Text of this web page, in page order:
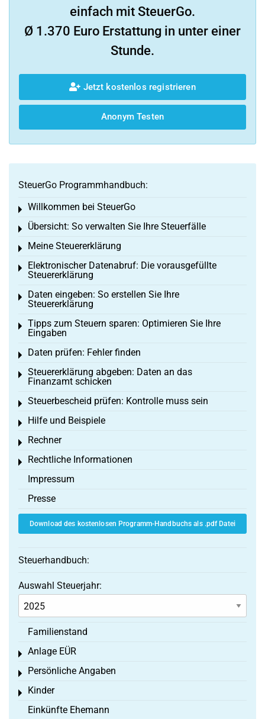
einfach mit SteuerGo.
Ø 1.370 Euro Erstattung in unter einer
Stunde.
Jetzt kostenlos registrieren
Anonym Testen
SteuerGo Programmhandbuch:
Willkommen bei SteuerGo
Toggle menu
Übersicht: So verwalten Sie Ihre Steuerfälle
Toggle menu
Meine Steuererklärung
Toggle menu
Elektronischer Datenabruf: Die vorausgefüllte
Steuererklärung
Toggle menu
Daten eingeben: So erstellen Sie Ihre
Steuererklärung
Toggle menu
Tipps zum Steuern sparen: Optimieren Sie Ihre
Eingaben
Toggle menu
Daten prüfen: Fehler finden
Toggle menu
Steuererklärung abgeben: Daten an das
Finanzamt schicken
Toggle menu
Steuerbescheid prüfen: Kontrolle muss sein
Toggle menu
Hilfe und Beispiele
Toggle menu
Rechner
Toggle menu
Rechtliche Informationen
Toggle menu
Impressum
Presse
Download des kostenlosen Programm-Handbuchs als .pdf Datei
Steuerhandbuch:
Auswahl Steuerjahr:
Familienstand
Anlage EÜR
Toggle menu
Persönliche Angaben
Toggle menu
Kinder
Toggle menu
Einkünfte Ehemann